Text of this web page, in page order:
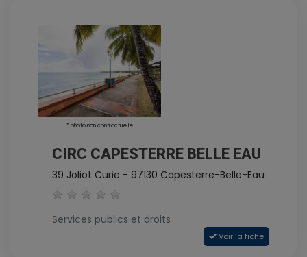
* photo non contractuelle
CIRC CAPESTERRE BELLE EAU
39 Joliot Curie - 97130 Capesterre-Belle-Eau
Services publics et droits
Voir la fiche